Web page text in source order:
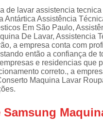
Manutenções
de fogão
Manutenções
em freezer
de lavar assistencia
Antártica Assistência
Em São Paulo,
De Lavar, Assistencia
a empresa conta com
então a confiança de
e residencias que
correto., a
Maquina Lavar